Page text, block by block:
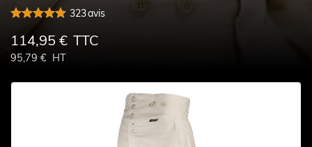
323avis
114,95 € TTC
95,79 € HT